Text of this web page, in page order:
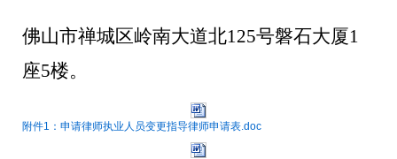
佛山市禅城区岭南大道北125号磐石大厦1
座5楼。
附件1：申请律师执业人员变更指导律师申请表.doc